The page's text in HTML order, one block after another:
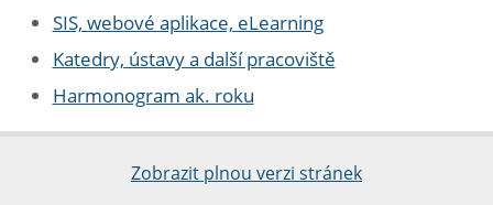
SIS, webové aplikace, eLearning
Katedry, ústavy a další pracoviště
Harmonogram ak. roku
Zobrazit plnou verzi stránek